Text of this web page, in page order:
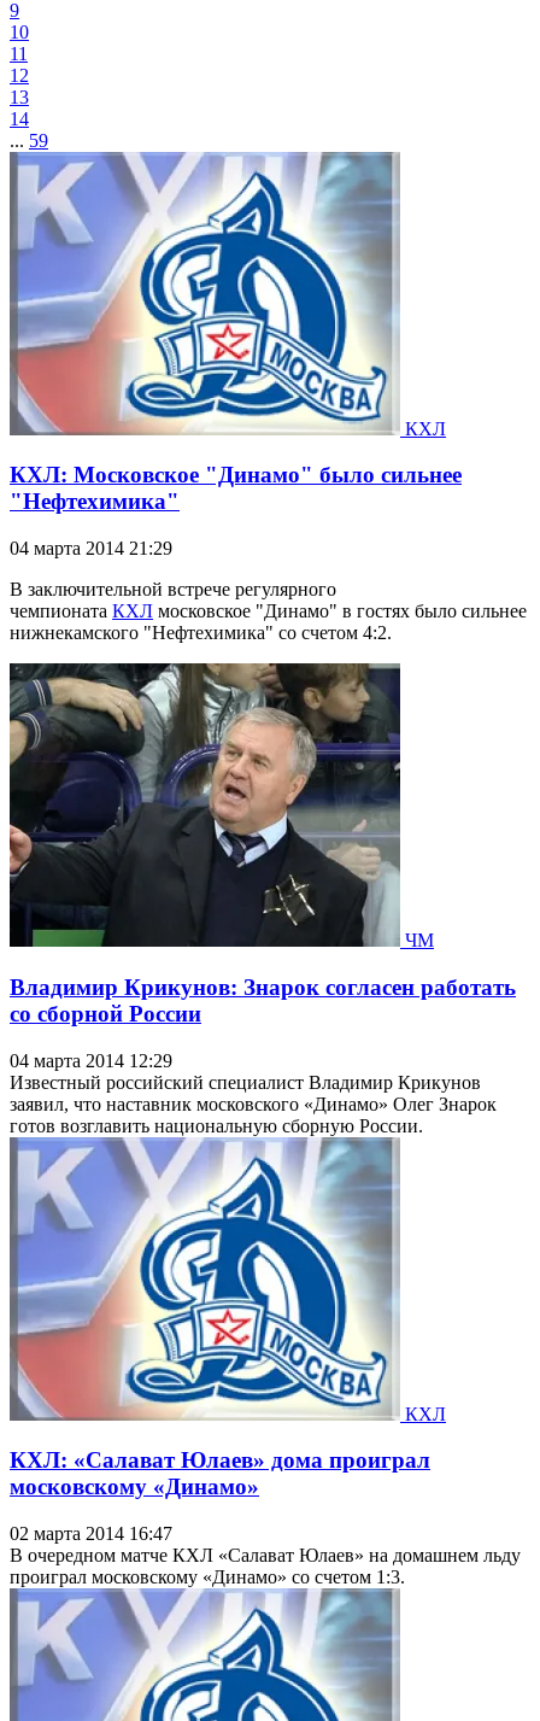
9
10
11
12
13
14
... 59
КХЛ
КХЛ: Московское "Динамо" было сильнее
"Нефтехимика"
04 марта 2014 21:29
В заключительной встрече регулярного
чемпионата КХЛ московское "Динамо" в гостях было сильнее
нижнекамского "Нефтехимика" со счетом 4:2.
ЧМ
Владимир Крикунов: Знарок согласен работать
со сборной России
04 марта 2014 12:29
Известный российский специалист Владимир Крикунов
заявил, что наставник московского «Динамо» Олег Знарок
готов возглавить национальную сборную России.
КХЛ
КХЛ: «Салават Юлаев» дома проиграл
московскому «Динамо»
02 марта 2014 16:47
В очередном матче КХЛ «Салават Юлаев» на домашнем льду
проиграл московскому «Динамо» со счетом 1:3.